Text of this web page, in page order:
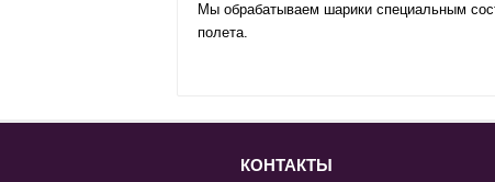
Мы обрабатываем шарики специальным
полета.
КОНТАКТЫ